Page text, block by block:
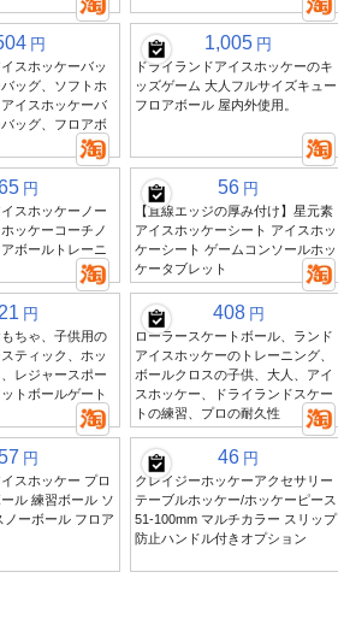
円
スホッケーバッ
ッグ、ソフトホ
イスホッケーバ
ッグ、フロアボ
1,005 円
ドライランドアイスホッケーのキ
ッズゲーム 大人フルサイズキュー
フロアボール 屋内外使用。
円
スホッケーノー
ッケーコーチノ
ボールトレーニ
56 円
【直線エッジの厚み付け】星元素
アイスホッケーシート アイスホッ
ケーシート ゲームコンソールホッ
ケータブレット
円
ちゃ、子供用の
ティック、ホッ
レジャースポー
トボールゲート
408 円
ローラースケートボール、ランド
アイスホッケーのトレーニング、
ボールクロスの子供、大人、アイ
スホッケー、ドライランドスケー
トの練習、プロの耐久性
円
スホッケー プロ
ル 練習ボール ソ
ノーボール フロア
46 円
クレイジーホッケーアクセサリー
テーブルホッケー/ホッケーピース
51-100mm マルチカラー スリップ
防止ハンドル付きオプション